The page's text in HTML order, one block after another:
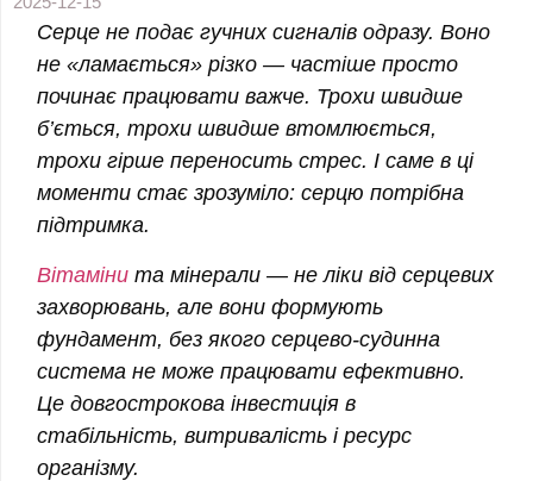
Серце не подає гучних сигналів одразу. Воно
не «ламається» різко — частіше просто
починає працювати важче. Трохи швидше
б’ється, трохи швидше втомлюється,
трохи гірше переносить стрес. І саме в ці
моменти стає зрозуміло: серцю потрібна
підтримка.
Вітаміни та мінерали — не ліки від серцевих
захворювань, але вони формують
фундамент, без якого серцево-судинна
система не може працювати ефективно.
Це довгострокова інвестиція в
стабільність, витривалість і ресурс
організму.